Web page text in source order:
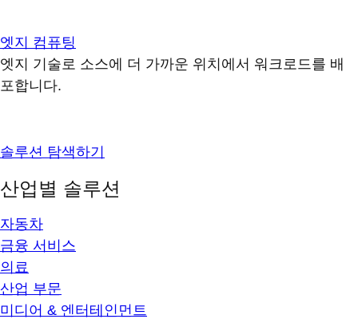
엣지 컴퓨팅
엣지 기술로 소스에 더 가까운 위치에서 워크로드를 배
포합니다.
솔루션 탐색하기
산업별 솔루션
자동차
금융 서비스
의료
산업 부문
미디어 & 엔터테인먼트